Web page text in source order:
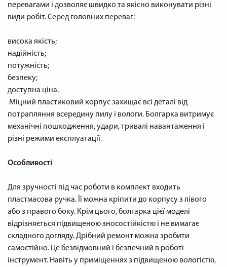
перевагами і дозволяє швидко та якісно виконувати різні
види робіт. Серед головних переваг:
висока якість;
надійність;
потужність;
безпеку;
доступна ціна.
Міцний пластиковий корпус захищає всі деталі від
потрапляння всередину пилу і вологи. Болгарка витримує
механічні пошкодження, удари, тривалі навантаження і
різні режими експлуатації.
Особливості
Для зручності під час роботи в комплект входить
пластмасова ручка. Її можна кріпити до корпусу з лівого
або з правого боку. Крім цього, болгарка цієї моделі
відрізняється підвищеною зносостійкістю і не вимагає
складного догляду. Дрібний ремонт можна зробити
самостійно. Це безвідмовний і безпечний в роботі
інструмент. Навіть у приміщеннях з підвищеною вологістю,